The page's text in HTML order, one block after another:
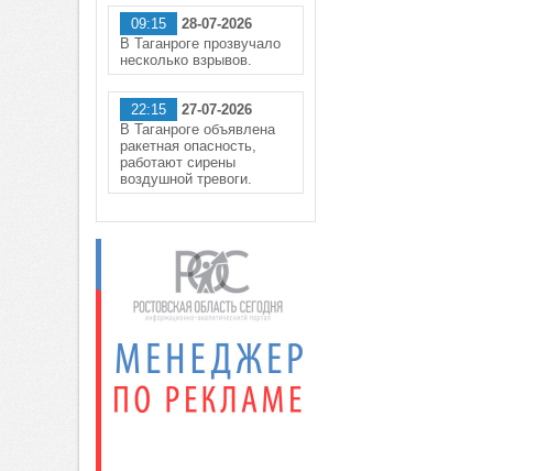
09:15
28-07-2026
В Таганроге прозвучало
несколько взрывов.
22:15
27-07-2026
В Таганроге объявлена
ракетная опасность,
работают сирены
воздушной тревоги.